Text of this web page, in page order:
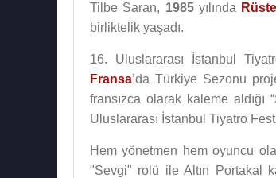
Tilbe Saran, 1985yılında
birliktelik yaşadı.
16. Uluslararası İstanbul
Fransa’da Türkiye Sezonu
fransızca olarak kaleme
Uluslararası İstanbul Tiyatro
Hem yönetmen hem oyuncu
"Sevgi" rolü ile Altın Portakal